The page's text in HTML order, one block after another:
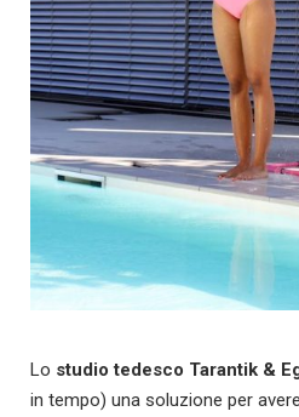
Lo studio tedesco Tarantik &
in tempo) una soluzione per